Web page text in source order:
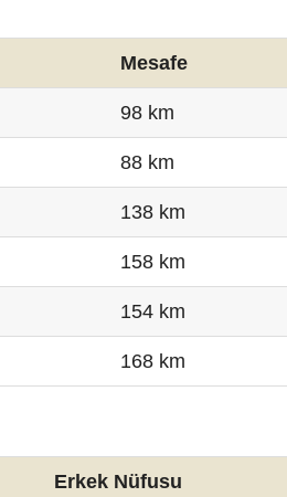
Mesafe
98 km
88 km
138 km
158 km
154 km
168 km
Erkek Nüfusu